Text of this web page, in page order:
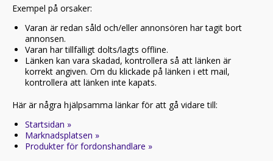
Exempel på orsaker:
Varan är redan såld och/eller annonsören har tagit bort
annonsen.
Varan har tillfälligt dolts/lagts offline.
Länken kan vara skadad, kontrollera så att länken är
korrekt angiven. Om du klickade på länken i ett mail,
kontrollera att länken inte kapats.
Här är några hjälpsamma länkar för att gå vidare till:
Startsidan »
Marknadsplatsen »
Produkter för fordonshandlare »